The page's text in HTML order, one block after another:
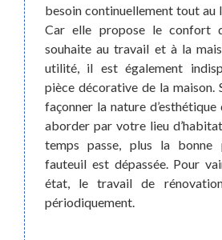
une
à
de 4
ce
A
besoin continuellement tout au
Car elle propose le confort
souhaite au travail et à la
utilité, il est également
pièce décorative de la maison.
façonner la nature
aborder par votre lieu
temps passe, plus la bonne
fauteuil est dépassée. Pour
état, le travail de
périodiquement.